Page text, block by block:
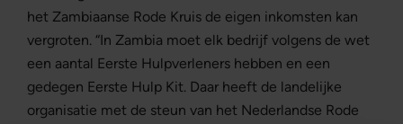
het Zambiaanse Rode Kruis de eigen inkomsten kan
vergroten. “In Zambia moet elk bedrijf volgens de wet
een aantal Eerste Hulpverleners hebben en een
gedegen Eerste Hulp Kit. Daar heeft de landelijke
organisatie met de steun van het Nederlandse Rode